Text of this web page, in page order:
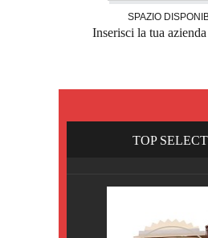
SPAZIO
Inserisci la tua
TOP